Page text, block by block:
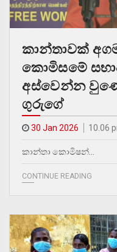
කාන්තාවක්
කොමිසමේ
අස්වෙන්න
ගුරුගේ
30 Jan 2026 10.06
කාන්තා කොමිෂන්…
CONTINUE READING